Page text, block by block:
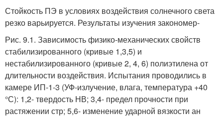
Стойкость ПЭ в условиях воздействия солнечного света
резко варьируется. Результаты изучения закономер-
Рис. 9.1. Зависимость физико-механических свойств
стабилизированного (кривые 1,3,5) и
нестабилизированного (кривые 2, 4, 6) полиэтилена от
длительности воздействия. Испытания проводились в
камере ИП-1-3 (УФ-излучение, влага, температура +40
°С): 1,2- твердость НВ; 3,4- предел прочности при
растяжении стр; 5,6- изменение ударной вязкости ан